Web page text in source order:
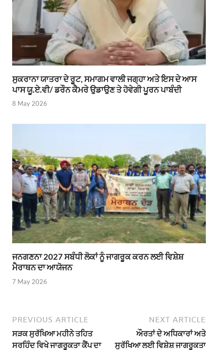
ਸੁਕਰਾਨਾ ਯਾਤਰਾ ਦੇ ਰੂਟ, ਸਮਾਗਮ ਵਾਲੀ ਜਗ੍ਹਾ ਅਤੇ ਇਸ ਦੇ ਆਸ
ਪਾਸ ਯੂ.ਏ.ਵੀ/ ਡਰੌਨ ਕੈਮਰੇ ਉਡਾਉਣ ਤੇ ਹੋਵੇਗੀ ਪੂਰਨ ਪਾਬੰਦੀ
8 May 2026
ਜਨਗਣਨਾ 2027 ਸਬੰਧੀ ਲੋਕਾਂ ਨੂੰ ਜਾਗਰੂਕ ਕਰਨ ਲਈ ਵਿਸ਼ੇਸ਼
ਮੈਰਾਥਨ ਦਾ ਆਯੋਜਨ
7 May 2026
PREVIOUS ARTICLE
ਸੜਕ ਸੁਰੱਖਿਆ ਮਹੀਨੇ ਤਹਿਤ
ਸਰਹਿੰਦ ਵਿਖੇ ਜਾਗਰੂਕਤਾ ਕੈਂਪ ਦਾ
NEXT ARTICLE
ਔਰਤਾਂ ਦੇ ਅਧਿਕਾਰਾਂ ਅਤੇ
ਸੁਰੱਖਿਆ ਲਈ ਵਿਸ਼ੇਸ਼ ਜਾਗਰੂਕਤਾ